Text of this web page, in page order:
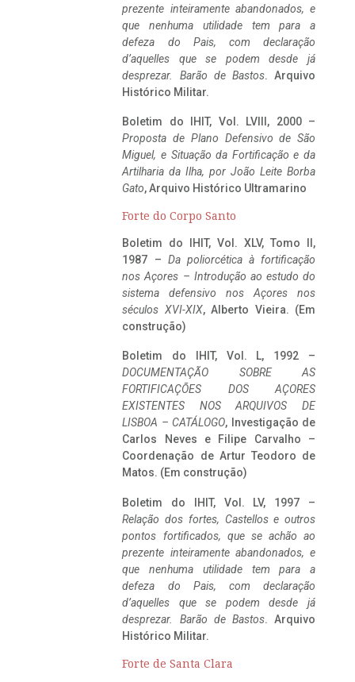
prezente inteiramente abandonados, e
que nenhuma utilidade tem para a
defeza do Pais, com declaração
d’aquelles que se podem desde já
desprezar. Barão de Bastos. Arquivo
Histórico Militar.
Boletim do IHIT, Vol. LVIII, 2000 –
Proposta de Plano Defensivo de São
Miguel, e Situação da Fortificação e da
Artilharia da Ilha, por João Leite Borba
Gato, Arquivo Histórico Ultramarino
Forte do Corpo Santo
Boletim do IHIT, Vol. XLV, Tomo II,
1987 – Da poliorcética à fortificação
nos Açores – Introdução ao estudo do
sistema defensivo nos Açores nos
séculos XVI-XIX, Alberto Vieira. (Em
construção)
Boletim do IHIT, Vol. L, 1992 –
DOCUMENTAÇÃO SOBRE AS
FORTIFICAÇÕES DOS AÇORES
EXISTENTES NOS ARQUIVOS DE
LISBOA – CATÁLOGO, Investigação de
Carlos Neves e Filipe Carvalho –
Coordenação de Artur Teodoro de
Matos. (Em construção)
Boletim do IHIT, Vol. LV, 1997 –
Relação dos fortes, Castellos e outros
pontos fortificados, que se achão ao
prezente inteiramente abandonados, e
que nenhuma utilidade tem para a
defeza do Pais, com declaração
d’aquelles que se podem desde já
desprezar. Barão de Bastos. Arquivo
Histórico Militar.
Forte de Santa Clara